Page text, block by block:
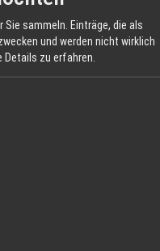
Sie sammeln. Einträge, die als
und werden nicht wirklich
Details zu erfahren.